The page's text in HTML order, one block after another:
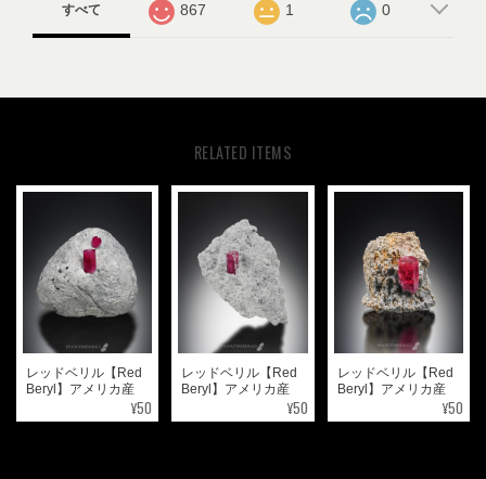
すべて 867 1 0
RELATED ITEMS
レッドベリル【Red
Beryl】アメリカ産
¥50
レッドベリル【Red
Beryl】アメリカ産
¥50
レッドベリル【Red
Beryl】アメリカ産
¥50